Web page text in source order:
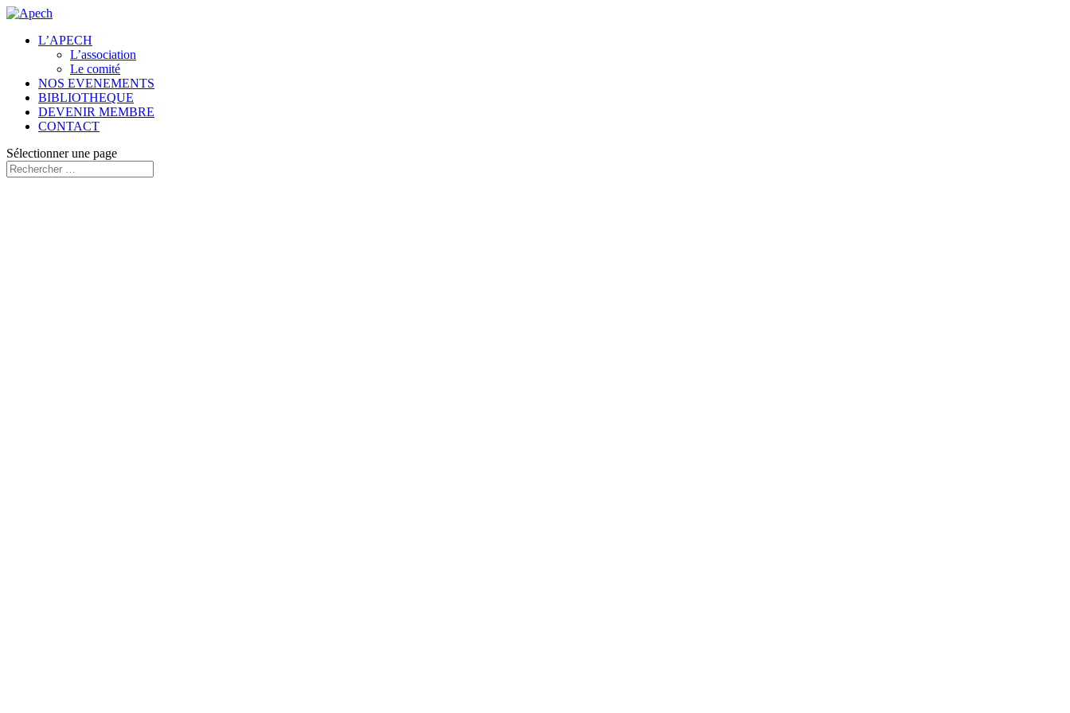
L’APECH
L’association
Le comité
NOS EVENEMENTS
BIBLIOTHEQUE
DEVENIR MEMBRE
CONTACT
Sélectionner une page